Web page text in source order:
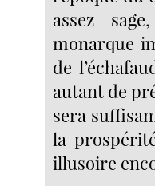
assez
monarque
de
autant de
sera
la
illusoire